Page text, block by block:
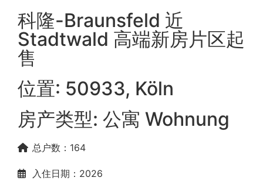
科隆-Braunsfeld 近
Stadtwald 高端新房片区起
售
位置: 50933, Köln
房产类型: 公寓 Wohnung
总户数：164
入住日期：2026